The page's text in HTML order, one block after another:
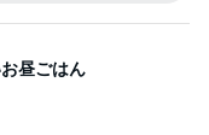
昼ごはん